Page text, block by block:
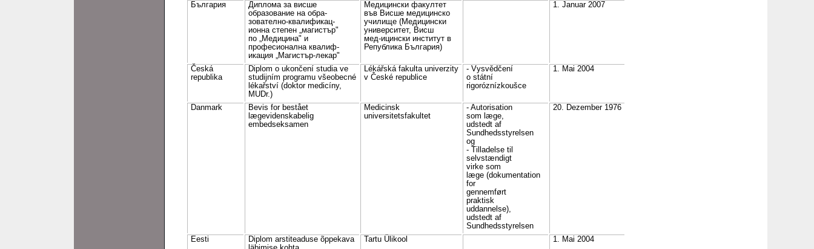
България
Диплома за висше
образование на обра-
зователно-квалификац-
ионна степен „магистър"
по „Медицина" и
професионална квалиф-
икация „Магистър-лекар"
Медицински факултет
във Висше медицинско
училище (Медицински
университет, Висш
мед-ицински институт в
Република България)
1. Januar 2007
Česká
republika
Diplom o ukončení studia ve
studijním programu všeobecné
lékařství (doktor medicíny,
MUDr.)
Lékářská fakulta univerzity
v České republice
- Vysvědčení
o státní
rigoróznízkoušce
1. Mai 2004
Danmark
Bevis for bestået
lægevidenskabelig
embedseksamen
Medicinsk
universitetsfakultet
- Autorisation
som læge,
udstedt af
Sundhedsstyrelsen
og
- Tilladelse til
selvstændigt
virke som
læge (dokumentation
for
gennemført
praktisk
uddannelse),
udstedt af
Sundhedsstyrelsen
20. Dezember 1976
Eesti
Diplom arstiteaduse õppekava
Tartu Ülikool 1. Mai 2004